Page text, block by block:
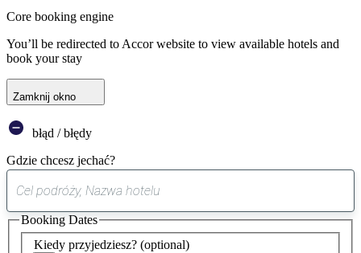
Core booking engine
You’ll be redirected to Accor website to view available hotels and
book your stay
Zamknij okno
błąd / błędy
Gdzie chcesz jechać?
sugestia
została
znaleziona
Kiedy przyjedziesz? (optional)
Booking Dates